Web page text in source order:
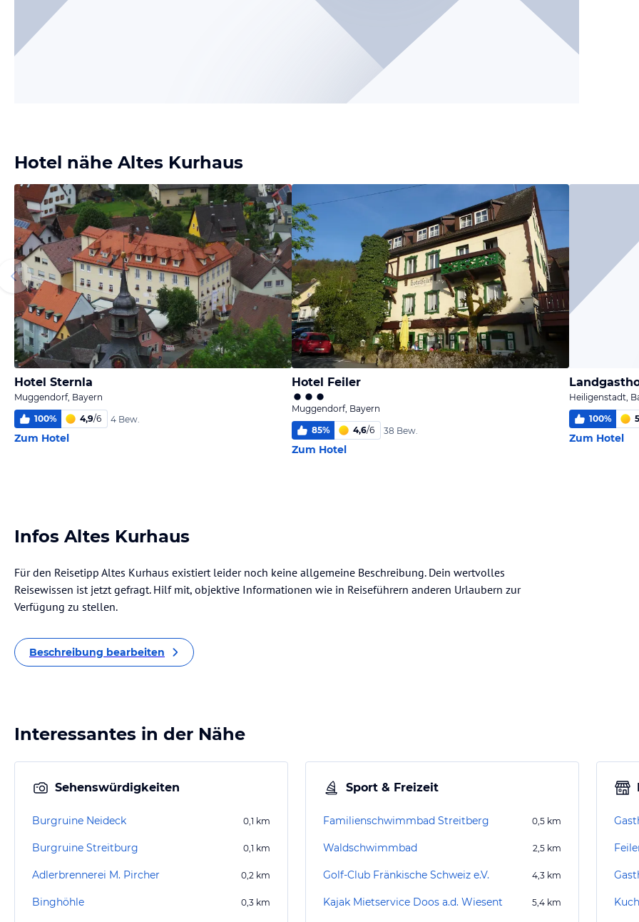
Hotel nähe Altes Kurhaus
Hotel Sternla
Muggendorf, Bayern
100% 4,9/6 4 Bew.
Zum Hotel
Hotel Feiler
Muggendorf, Bayern
85% 4,6/6 38 Bew.
Zum Hotel
Heiligenstadt,
100%
Zum Hotel
Infos Altes Kurhaus
Für den Reisetipp Altes Kurhaus existiert leider noch keine allgemeine Beschreibung. Dein wertvolles
Reisewissen ist jetzt gefragt. Hilf mit, objektive Informationen wie in Reiseführern anderen Urlaubern zur
Verfügung zu stellen.
Beschreibung bearbeiten
Interessantes in der Nähe
Sehenswürdigkeiten
Burgruine Neideck 0,1 km
Burgruine Streitburg 0,1 km
Adlerbrennerei M. Pircher 0,2 km
Binghöhle 0,3 km
Sport & Freizeit
Familienschwimmbad Streitberg 0,5 km
Waldschwimmbad 2,5 km
Golf-Club Fränkische Schweiz e.V. 4,3 km
Kajak Mietservice Doos a.d. Wiesent 5,4 km